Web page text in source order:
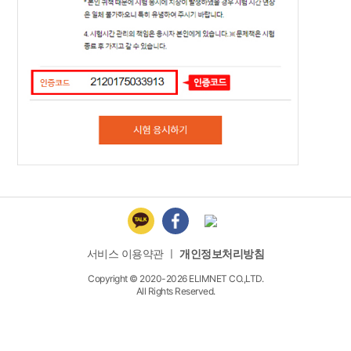
서비스 이용약관ㅣ개인정보처리방침
Copyright © 2020-2026 ELIMNET CO.,LTD.
All Rights Reserved.